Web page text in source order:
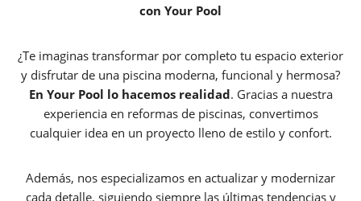
con Your Pool
¿Te imaginas transformar por completo tu espacio exterior
y disfrutar de una piscina moderna, funcional y hermosa?
En Your Pool lo hacemos realidad. Gracias a nuestra
experiencia en reformas de piscinas, convertimos
cualquier idea en un proyecto lleno de estilo y confort.
Además, nos especializamos en actualizar y modernizar
cada detalle, siguiendo siempre las últimas tendencias y